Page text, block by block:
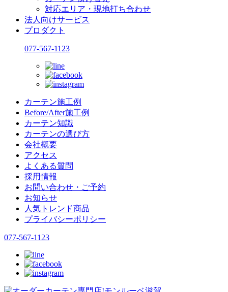
対応エリア・現地打ち合わせ
法人向けサービス
プロダクト
077-567-1123
カーテン施工例
Before/After施工例
カーテン知識
カーテンの選び方
会社概要
アクセス
よくある質問
採用情報
お問い合わせ・ご予約
お知らせ
人気トレンド商品
プライバシーポリシー
077-567-1123